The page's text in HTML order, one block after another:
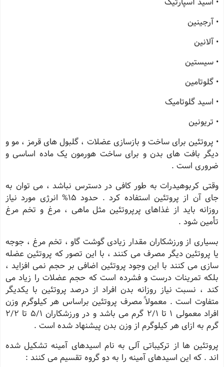
• آرجینین
• آلانین
• سیستین
• گلوتامین
• اسید گلوتامیک
• تریونین
• پروتئین برای ساخت و بازسازی عضلات ، گلبول های قرمز ، مو و
دیگر بافت های بدن و برای ساخت هورمون یک ماده اساسی و
ضروری است .
وقتی کربوهیدرات به طور کافی در دسترس نباشد ، می توان به
جای آن از پروتئین استفاده کرد . حدود 15% انرژی مورد نیاز
روزانه باید از غذاهای پرپروتئین مثل ماهی ، مرغ و تخم مرغ
تأمین شود .
بسیاری از ورزشکاران مقدار زیادی گوشت گاو ، تخم مرغ ، جوجه
یا پروتئین دیگر مصرف می کنند ، با این تصور که پروتئین عضله
سازی می کنند با این وجود پروتئین اضافی بر حجم نمی افزاید ،
بلکه تمرینات درست و فشرده است که حجم عضلات را زیاد می
کند ، نسبت نیاز روزانه بدن افراد از درصد پروتئین با یکدیگر
متفاوت است . معمولاً مصرف پروتئین براساس هر کیلوگرم وزن
افراد معمولی 1 تا 2/1 گرم می باشد و در ورزشکاران 5/1 تا 2/2
گرم به ازای هر کیلوگرم از وزن بدن پیشنهاد شده است .
پروتئین ها از ترکیباتی آلی به نام اسیدهای آمینه تشکیل شده
اند . که این اسیدهای آمینه را به دو گروه تقسیم می کنند :